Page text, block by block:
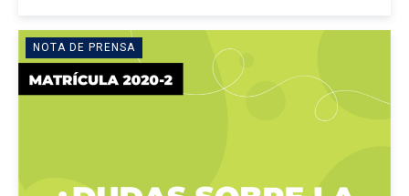
NOTA DE PRENSA